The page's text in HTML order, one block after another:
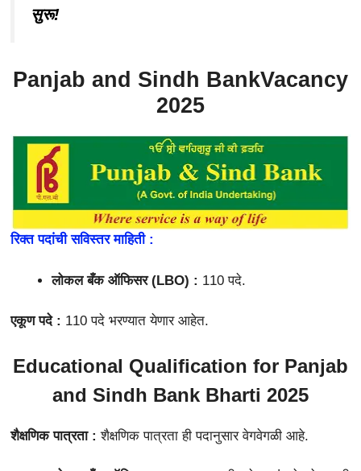
सुरू!
Panjab and Sindh BankVacancy
2025
रिक्त पदांची सविस्तर माहिती :
लोकल बँक ऑफिसर (LBO) : 110 पदे.
एकूण पदे : 110 पदे भरण्यात येणार आहेत.
Educational Qualification for Panjab
and Sindh Bank Bharti 2025
शैक्षणिक पात्रता : शैक्षणिक पात्रता ही पदानुसार वेगवेगळी आहे.